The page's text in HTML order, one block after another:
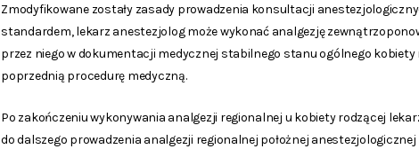
Zmodyfikowane zostały zasady prowadzenia konsultacji
standardem, lekarz anestezjolog może wykonać analgezję
przez niego w dokumentacji medycznej stabilnego stanu ogólnego
poprzednią procedurę medyczną.
Po zakończeniu wykonywania analgezji regionalnej u kobiety rodzącej
do dalszego prowadzenia analgezji regionalnej położnej